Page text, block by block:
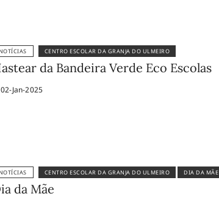
CENTRO ESCOLAR DA GRANJA DO ULMEIRO
da Bandeira Verde Eco Escolas
Jan-2025
CENTRO ESCOLAR DA GRANJA DO ULMEIRO DIA DA MÃE
da Mãe